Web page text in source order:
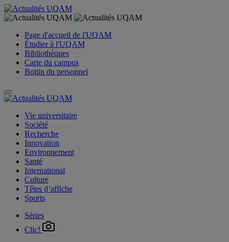
Page d'accueil de l'UQAM
Étudier à l'UQAM
Bibliothèques
Carte du campus
Bottin du personnel
Vie universitaire
Société
Recherche
Innovation
Environnement
Santé
International
Culture
Têtes d’affiche
Sports
Séries
Clic!